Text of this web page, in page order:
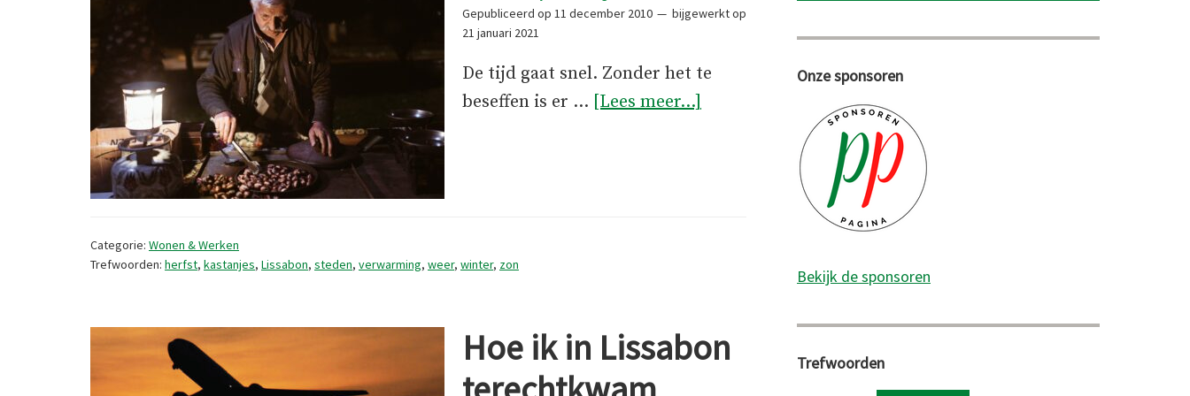
Gepubliceerd op 11 december 2010
bijgewerkt op
21 januari 2021
De tijd gaat snel. Zonder het te
beseffen is er … [Lees meer...]
Categorie: Wonen & Werken
Trefwoorden: herfst, kastanjes, Lissabon, steden, verwarming, weer, winter, zon
Hoe ik in Lissabon
Onze sponsoren
Bekijk de sponsoren
Trefwoorden